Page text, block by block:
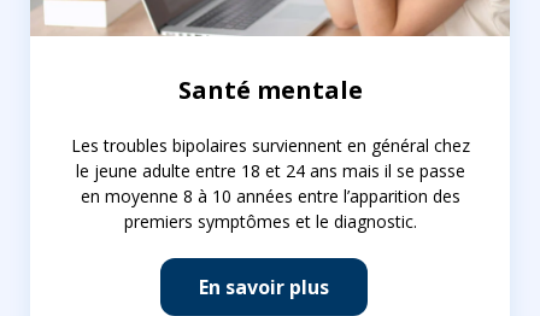
Santé mentale
Les troubles bipolaires surviennent en général chez
le jeune adulte entre 18 et 24 ans mais il se passe
en moyenne 8 à 10 années entre l’apparition des
premiers symptômes et le diagnostic.
En savoir plus